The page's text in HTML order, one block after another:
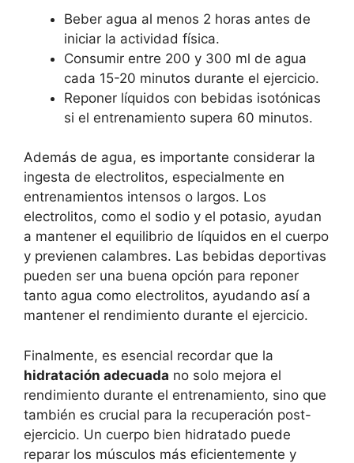
Beber agua al menos 2 horas antes de
iniciar la actividad física.
Consumir entre 200 y 300 ml de agua
cada 15-20 minutos durante el ejercicio.
Reponer líquidos con bebidas isotónicas
si el entrenamiento supera 60 minutos.
Además de agua, es importante considerar la
ingesta de electrolitos, especialmente en
entrenamientos intensos o largos. Los
electrolitos, como el sodio y el potasio, ayudan
a mantener el equilibrio de líquidos en el cuerpo
y previenen calambres. Las bebidas deportivas
pueden ser una buena opción para reponer
tanto agua como electrolitos, ayudando así a
mantener el rendimiento durante el ejercicio.
Finalmente, es esencial recordar que la
hidratación adecuada no solo mejora el
rendimiento durante el entrenamiento, sino que
también es crucial para la recuperación post-
ejercicio. Un cuerpo bien hidratado puede
reparar los músculos más eficientemente y